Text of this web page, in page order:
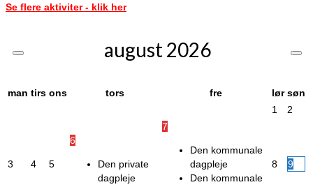
Se flere aktiviter - klik her
august2026
man tirs ons tors fre lør søn
1
2
3 4 5
6
Den private
dagpleje
7
Den kommunale
dagpleje
Den kommunale
8 9